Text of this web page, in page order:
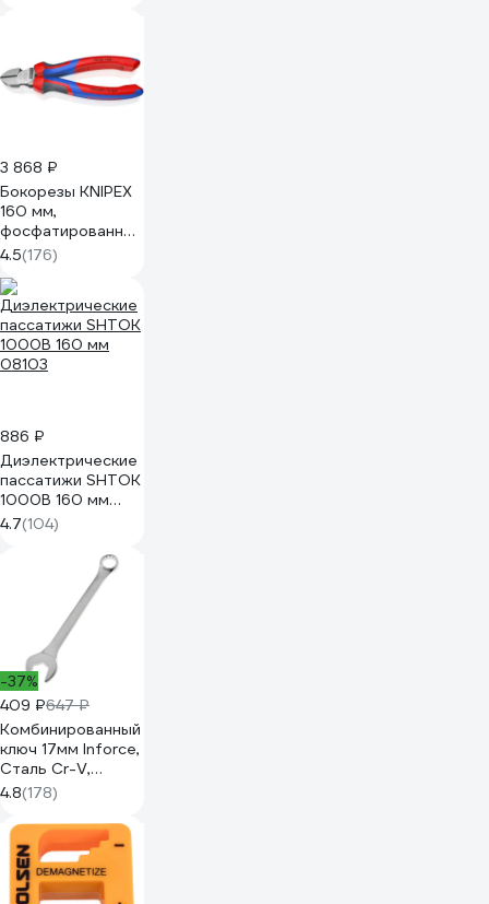
3 868 ₽
Бокорезы KNIPEX
160 мм,
фосфатированные,
3-комп ручки KN-
7002160
4.5(176)
886 ₽
Диэлектрические
пассатижи SHTOK
1000В 160 мм
08103
4.7(104)
-37%
409 ₽647 ₽
Комбинированный
ключ 17мм Inforce,
Сталь Cr-V,
профессиональный,
06-05-19
4.8(178)